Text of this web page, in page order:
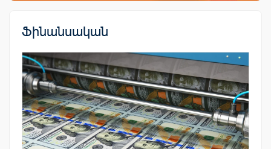
Ֆինանսական